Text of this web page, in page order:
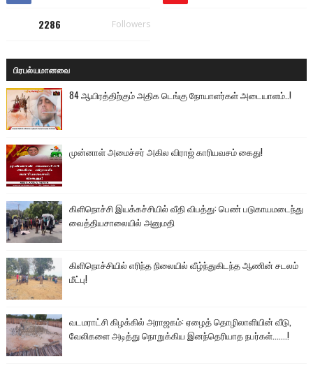
2286 Followers
பிரபல்யமானவை
84 ஆயிரத்திற்கும் அதிக டெங்கு நோயாளர்கள் அடையாளம்..!
முன்னாள் அமைச்சர் அகில விராஜ் காரியவசம் கைது!
கிளிநொச்சி இயக்கச்சியில் வீதி விபத்து: பெண் படுகாயமடைந்து
வைத்தியசாலையில் அனுமதி
கிளிநொச்சியில் எரிந்த நிலையில் வீழ்ந்துகிடந்த ஆணின் சடலம்
மீட்பு!
வடமராட்சி கிழக்கில் அராஜகம்: ஏழைத் தொழிலாளியின் வீடு,
வேலிகளை அடித்து நொறுக்கிய இனந்தெரியாத நபர்கள்.......!